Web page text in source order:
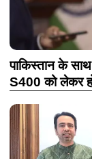
पाकिस्तान के
S400 को लेकर